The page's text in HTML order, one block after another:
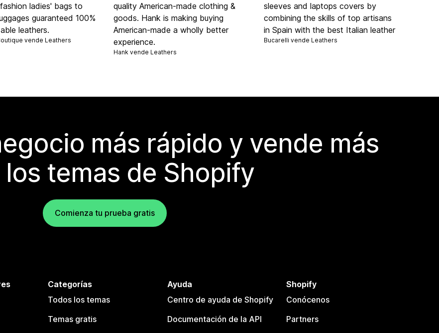
ladies' bags to
guaranteed 100%
leathers.
vende Leathers
quality American-made clothing &
goods. Hank is making buying
American-made a wholly better
experience.
Hank vende Leathers
sleeves and laptops covers by
combining the skills of top artisans
in Spain with the best Italian leather
Bucarelli vende Leathers
más rápido y vende más
temas de Shopify
Comienza tu prueba gratis
Categorías
Todos los temas
Temas gratis
Ayuda
Centro de ayuda de Shopify
Documentación de la API
Shopify
Conócenos
Partners